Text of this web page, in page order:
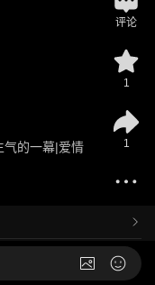
气的一幕|爱情
评论
1
1